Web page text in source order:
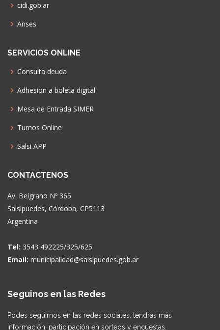
cidi.gob.ar
Anses
SERVICIOS ONLINE
Consulta deuda
Adhesion a boleta digital
Mesa de Entrada SIMER
Turnos Online
Salsi APP
CONTACTENOS
Av. Belgrano Nº 365
Salsipuedes, Córdoba, CP5113
Argentina
Tel: 3543 492225/325/625
Email: municipalidad@salsipuedes.gob.ar
Seguinos en las Redes
Podes seguirnos en las redes sociales, tendras más
información, participación en sorteos y encuestas.